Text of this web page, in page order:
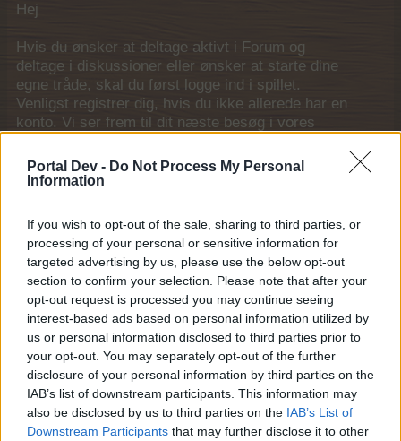
Portal Dev - Do Not Process My Personal
Information
If you wish to opt-out of the sale, sharing to third parties, or
processing of your personal or sensitive information for
targeted advertising by us, please use the below opt-out
section to confirm your selection. Please note that after your
opt-out request is processed you may continue seeing
interest-based ads based on personal information utilized by
us or personal information disclosed to third parties prior to
your opt-out. You may separately opt-out of the further
disclosure of your personal information by third parties on the
IAB’s list of downstream participants. This information may
also be disclosed by us to third parties on the IAB’s List of
Downstream Participants that may further disclose it to other
Hej
Hvis du ønsker at deltage aktivt i Forum og
deltage i diskussioner eller ønsker at starte dine
egne tråde, skal du først logge ind i spillet.
Venligst registrer dig, hvis du ikke allerede har en
konto. Vi ser frem til dit næste besøg i vores
Team Farmerama DA & NO
Hej farmere
Denne tråd er alene beregnet til spørgsmål og debat
Midnatsræs
Her kan du få svar på de ting som du ikke rigtig har fået
fat i, enten af en moderator eller en anden hjælpsom
spiller.